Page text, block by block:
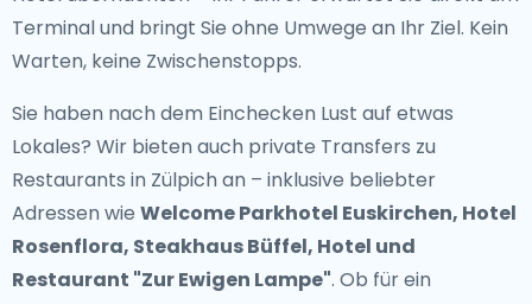
Terminal und bringt Sie ohne Umwege an Ihr Ziel. Kein
Warten, keine Zwischenstopps.
Sie haben nach dem Einchecken Lust auf etwas
Lokales? Wir bieten auch private Transfers zu
Restaurants in Zülpich an – inklusive beliebter
Adressen wie Welcome Parkhotel Euskirchen, Hotel
Rosenflora, Steakhaus Büffel, Hotel und
Restaurant "Zur Ewigen Lampe". Ob für ein